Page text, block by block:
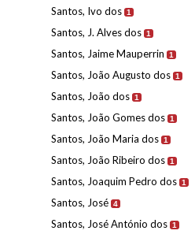
Santos, Ivo dos 1
Santos, J. Alves dos 1
Santos, Jaime Mauperrin 1
Santos, João Augusto dos 1
Santos, João dos 1
Santos, João Gomes dos 1
Santos, João Maria dos 1
Santos, João Ribeiro dos 1
Santos, Joaquim Pedro dos 1
Santos, José 4
Santos, José António dos 1